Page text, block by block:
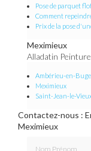
Pose de parquet
Comment
Prix de la pose
Meximieux
Alladatin
Ambérieu-en-
Meximieux
Saint-Jean-le-
Contactez-nous :
Meximieux